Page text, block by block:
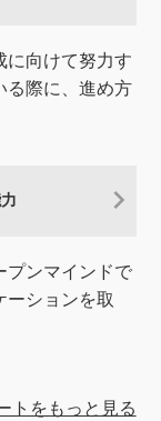
に向けて努力す
る際に、進め方
プンマインドで
ーションを取
トをもっと見る